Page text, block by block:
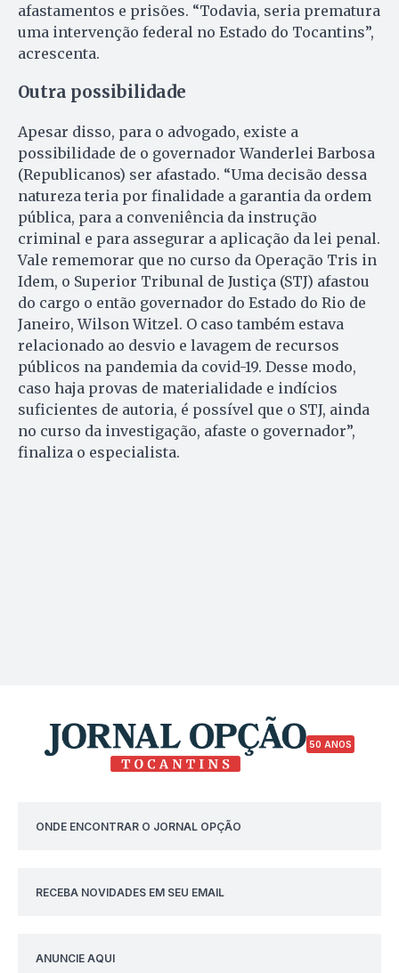
afastamentos e prisões. “Todavia, seria prematura
uma intervenção federal no Estado do Tocantins”,
acrescenta.
Outra possibilidade
Apesar disso, para o advogado, existe a
possibilidade de o governador Wanderlei Barbosa
(Republicanos) ser afastado. “Uma decisão dessa
natureza teria por finalidade a garantia da ordem
pública, para a conveniência da instrução
criminal e para assegurar a aplicação da lei penal.
Vale rememorar que no curso da Operação Tris in
Idem, o Superior Tribunal de Justiça (STJ) afastou
do cargo o então governador do Estado do Rio de
Janeiro, Wilson Witzel. O caso também estava
relacionado ao desvio e lavagem de recursos
públicos na pandemia da covid-19. Desse modo,
caso haja provas de materialidade e indícios
suficientes de autoria, é possível que o STJ, ainda
no curso da investigação, afaste o governador”,
finaliza o especialista.
50 ANOS
ONDE ENCONTRAR O JORNAL OPÇÃO
RECEBA NOVIDADES EM SEU EMAIL
ANUNCIE AQUI